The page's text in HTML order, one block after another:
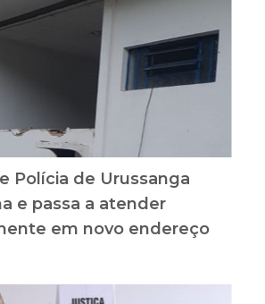
Polícia de Urussanga
e passa a atender
em novo endereço